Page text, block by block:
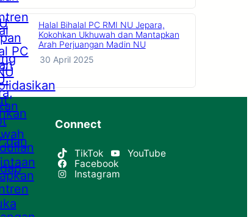
Halal Bihalal PC RMI NU Jepara,
Kokohkan Ukhuwah dan Mantapkan
Arah Perjuangan Madin NU
30 April 2025
Connect
TikTok
YouTube
Facebook
Instagram